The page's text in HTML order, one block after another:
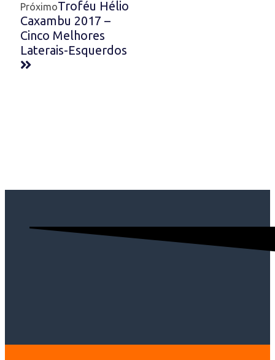
PróximoTroféu Hélio
Caxambu 2017 –
Cinco Melhores
Laterais-Esquerdos